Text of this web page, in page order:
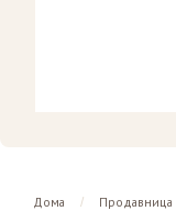
Дома / Продавница